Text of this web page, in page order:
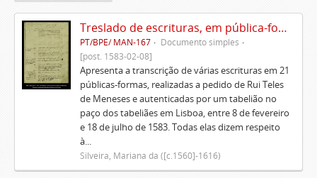
Treslado de escrituras, em pública-forma, de Rui Teles de Meneses
PT/BPE/ MAN-167
Documento simples
[post. 1583-02-08]
Apresenta a transcrição de várias escrituras em 21
públicas-formas, realizadas a pedido de Rui Teles
de Meneses e autenticadas por um tabelião no
paço dos tabeliães em Lisboa, entre 8 de fevereiro
e 18 de julho de 1583. Todas elas dizem respeito
à...
Silveira, Mariana da ([c.1560]-1616)